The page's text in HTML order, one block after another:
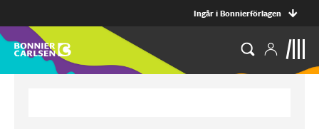
Ingår i Bonnierförlagen